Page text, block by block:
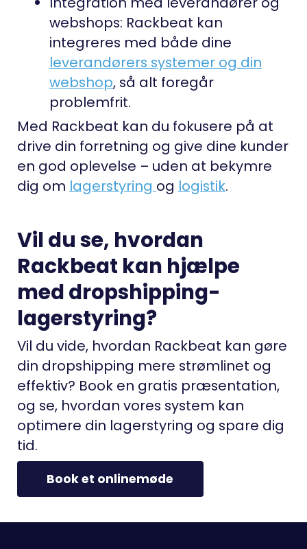
webshops: Rackbeat kan
integreres med både dine
leverandørers systemer og din
webshop, så alt foregår
problemfrit.
Med Rackbeat kan du fokusere på at
drive din forretning og give dine kunder
en god oplevelse – uden at bekymre
dig om lagerstyring og logistik.
Vil du se, hvordan
Rackbeat kan hjælpe
med dropshipping-
lagerstyring?
Vil du vide, hvordan Rackbeat kan gøre
din dropshipping mere strømlinet og
effektiv? Book en gratis præsentation,
og se, hvordan vores system kan
optimere din lagerstyring og spare dig
tid.
Book et onlinemøde